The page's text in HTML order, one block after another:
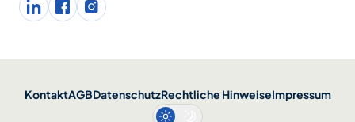
LinkedInfacebookInstagram
KontaktAGBDatenschutzRechtliche HinweiseImpressum